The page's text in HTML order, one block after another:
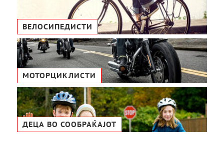
ВЕЛОСИПЕДИСТИ
МОТОРЦИКЛИСТИ
ДЕЦА ВО СООБРАЌАЈОТ